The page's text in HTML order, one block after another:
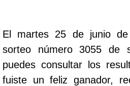
Cafeterito Noche
Caribeña Día
El martes 25 de junio
sorteo número 3055 de
puedes consultar los
fuiste un feliz ganador,